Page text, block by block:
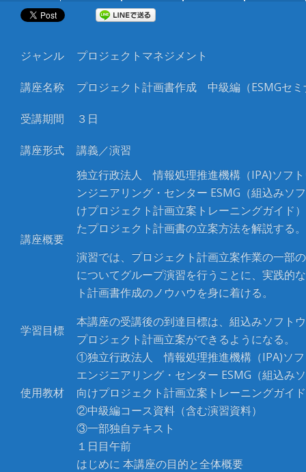
ジャンル プロジェクトマネジメント
講座名称 プロジェクト計画書作成 中級編（ESMGセ
受講期間 ３日
講座形式 講義／演習
講座概要
独立行政法人 情報処理推進機構（IPA)ソフ
ンジニアリング・センター ESMG （組込みソ
けプロジェクト計画立案トレーニングガイド
たプロジェクト計画書の立案方法を解説する
演習では、プロジェクト計画立案作業の一部
についてグループ演習を行うことに、実践的
ト計画書作成のノウハウを身に着ける。
学習目標
本講座の受講後の到達目標は、組込みソフト
プロジェクト計画立案ができるようになる。
使用教材
①独立行政法人 情報処理推進機構（IPA)ソ
エンジニアリング・センター ESMG （組込み
向けプロジェクト計画立案トレーニングガイ
②中級編コース資料（含む演習資料）
③一部独自テキスト
１日目午前
はじめに 本講座の目的と全体概要